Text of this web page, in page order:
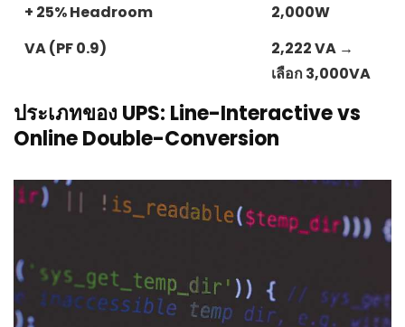
+ 25% Headroom
2,000W
VA (PF 0.9)
2,222 VA →
เลือก 3,000VA
ประเภทของ UPS: Line-Interactive vs
Online Double-Conversion